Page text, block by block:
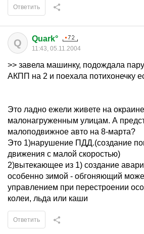
Ответить
Q Quark°
11:43, 05.11.2004
>> завела машинку, подождала
АКПП на 2 и поехала потихонечку
Это ладно ежели живете на
малонагруженным улицам. А
малоподвижное авто на 8-марта?
Это 1)нарушение ПДД.(создание
движения с малой скоростью)
2)вытекающее из 1) создание
особенно зимой - обгоняющий
управлением при перестроении
колеи, льда или каши
Ответить